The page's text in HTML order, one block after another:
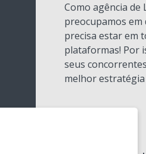
Como agência de
preocupamos
precisa estar em
plataformas! Por
seus
melhor